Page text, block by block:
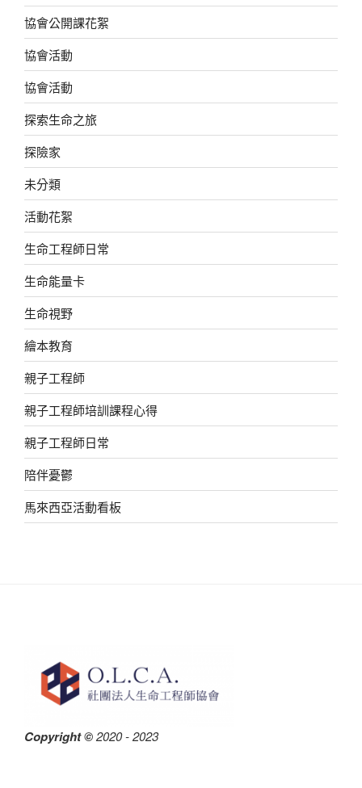
協會公開課花絮
協會活動
協會活動
探索生命之旅
探險家
未分類
活動花絮
生命工程師日常
生命能量卡
生命視野
繪本教育
親子工程師
親子工程師培訓課程心得
親子工程師日常
陪伴憂鬱
馬來西亞活動看板
Copyright ©2020 - 2023